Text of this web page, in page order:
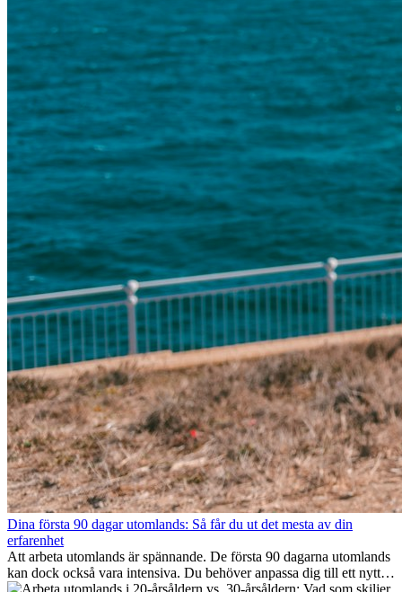
Dina första 90 dagar utomlands: Så får du ut det mesta av din
erfarenhet
Att arbeta utomlands är spännande. De första 90 dagarna utomlands
kan dock också vara intensiva. Du behöver anpassa dig till ett nytt
jobb, bygga ett socialt nätverk, förstå kulturen och hantera